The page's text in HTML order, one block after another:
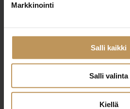
Markkinointi
Salli kaikki
Salli valinta
Kiellä